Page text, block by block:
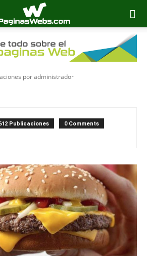
por administrador
Publicaciones 0 Comments